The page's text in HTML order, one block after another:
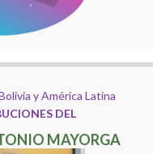
y América Latina
DEL
MAYORGA